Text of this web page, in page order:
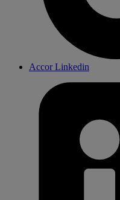
Accor Linkedin